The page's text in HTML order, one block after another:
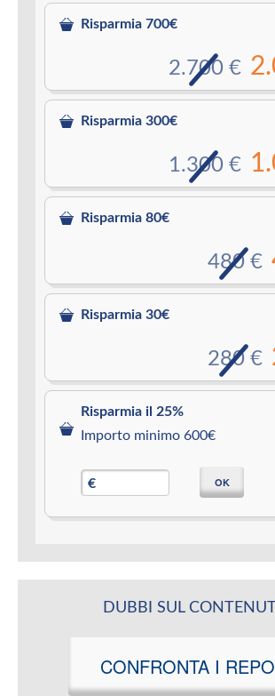
Risparmia 700€
2.700 €
Risparmia 300€
1.300 €
Risparmia 80€
480 €
Risparmia 30€
280 €
Risparmia il 25%
Importo minimo 600€
€ OK
DUBBI SUL
CONFRONTA I